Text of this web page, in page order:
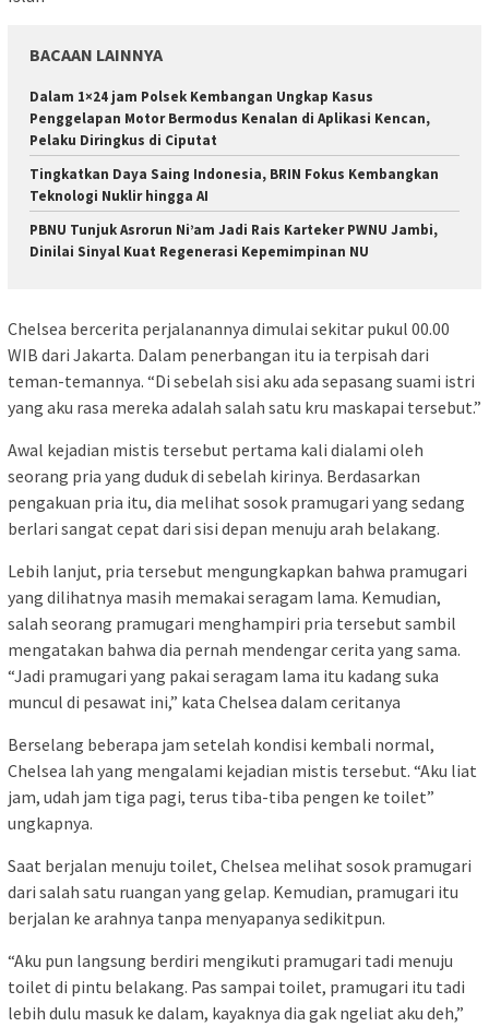
BACAAN LAINNYA
Dalam 1×24 jam Polsek Kembangan Ungkap Kasus
Penggelapan Motor Bermodus Kenalan di Aplikasi Kencan,
Pelaku Diringkus di Ciputat
Tingkatkan Daya Saing Indonesia, BRIN Fokus Kembangkan
Teknologi Nuklir hingga AI
PBNU Tunjuk Asrorun Ni’am Jadi Rais Karteker PWNU Jambi,
Dinilai Sinyal Kuat Regenerasi Kepemimpinan NU
Chelsea bercerita perjalanannya dimulai sekitar pukul 00.00
WIB dari Jakarta. Dalam penerbangan itu ia terpisah dari
teman-temannya. “Di sebelah sisi aku ada sepasang suami istri
yang aku rasa mereka adalah salah satu kru maskapai tersebut.”
Awal kejadian mistis tersebut pertama kali dialami oleh
seorang pria yang duduk di sebelah kirinya. Berdasarkan
pengakuan pria itu, dia melihat sosok pramugari yang sedang
berlari sangat cepat dari sisi depan menuju arah belakang.
Lebih lanjut, pria tersebut mengungkapkan bahwa pramugari
yang dilihatnya masih memakai seragam lama. Kemudian,
salah seorang pramugari menghampiri pria tersebut sambil
mengatakan bahwa dia pernah mendengar cerita yang sama.
“Jadi pramugari yang pakai seragam lama itu kadang suka
muncul di pesawat ini,” kata Chelsea dalam ceritanya
Berselang beberapa jam setelah kondisi kembali normal,
Chelsea lah yang mengalami kejadian mistis tersebut. “Aku liat
jam, udah jam tiga pagi, terus tiba-tiba pengen ke toilet”
ungkapnya.
Saat berjalan menuju toilet, Chelsea melihat sosok pramugari
dari salah satu ruangan yang gelap. Kemudian, pramugari itu
berjalan ke arahnya tanpa menyapanya sedikitpun.
“Aku pun langsung berdiri mengikuti pramugari tadi menuju
toilet di pintu belakang. Pas sampai toilet, pramugari itu tadi
lebih dulu masuk ke dalam, kayaknya dia gak ngeliat aku deh,”